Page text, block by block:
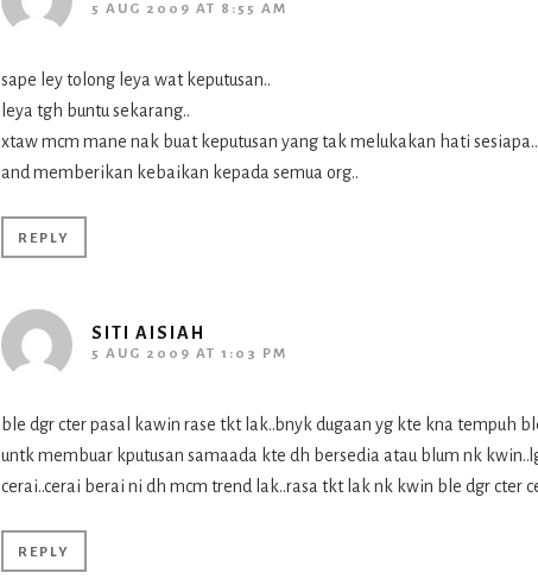
5 AUG 2009 AT 8:55 AM
sape ley tolong leya wat keputusan..
leya tgh buntu sekarang..
xtaw mcm mane nak buat keputusan yang tak melukakan hati sesiapa..
and memberikan kebaikan kepada semua org..
REPLY
SITI AISIAH
5 AUG 2009 AT 1:03 PM
ble dgr cter pasal kawin rase tkt lak..bnyk dugaan yg kte kna tempuh
untk membuar kputusan samaada kte dh bersedia atau blum nk
cerai..cerai berai ni dh mcm trend lak..rasa tkt lak nk kwin ble dgr cter
REPLY